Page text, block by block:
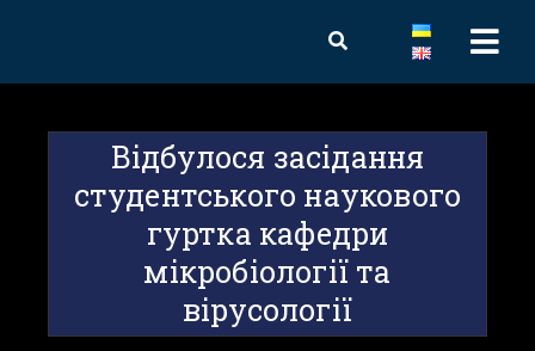
Відбулося засідання
студентського наукового
гуртка кафедри
мікробіології та
вірусології